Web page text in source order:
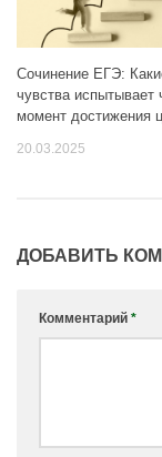
Сочинение ЕГЭ:
чувства испытывает
момент достижения
20.03.2025
ДОБАВИТЬ
Комментарий *